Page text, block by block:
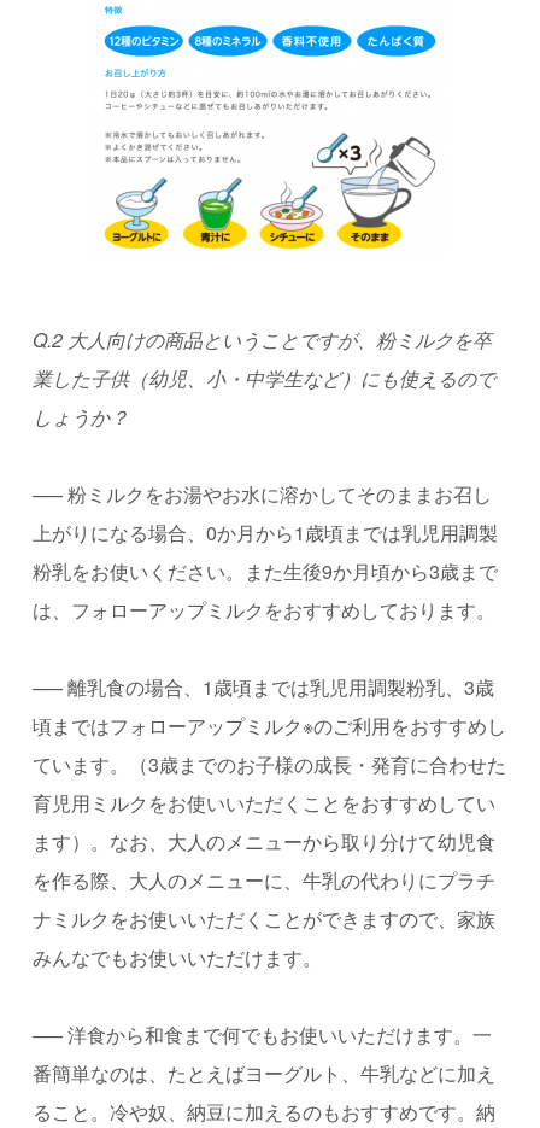
Q.2 大人向けの商品ということですが、粉ミルクを卒
業した子供（幼児、小・中学生など）にも使えるので
しょうか？
—–粉ミルクをお湯やお水に溶かしてそのままお召し
上がりになる場合、 0か月から1歳頃までは乳児用調製
粉乳をお使いください。また生後9か月頃から3歳まで
は、フォローアップミルクをおすすめしております。
—–離乳食の場合、 1歳頃までは乳児用調製粉乳、 3歳
頃まではフォローアップミルク※のご利用をおすすめし
ています。（3歳までのお子様の成長・発育に合わせた
育児用ミルクをお使いいただくことをおすすめしてい
ます）。なお、大人のメニューから取り分けて幼児食
を作る際、大人のメニューに、牛乳の代わりにプラチ
ナミルクをお使いいただくことができますので、家族
みんなでもお使いいただけます。
—–洋食から和食まで何でもお使いいただけます。一
番簡単なのは、たとえばヨーグルト、牛乳などに加え
ること。冷や奴、納豆に加えるのもおすすめです。納